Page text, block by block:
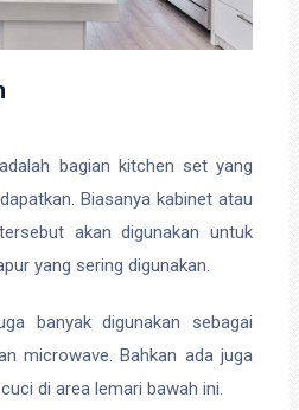
bagian kitchen set yang
Biasanya kabinet atau
akan digunakan untuk
yang sering digunakan.
banyak digunakan sebagai
microwave. Bahkan ada juga
di area lemari bawah ini.